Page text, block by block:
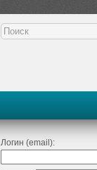
Логин (email):